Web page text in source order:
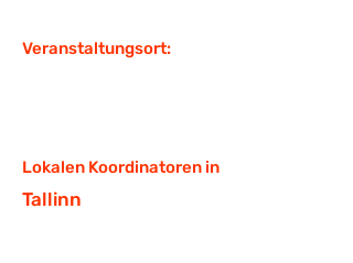
Veranstaltungsort:
Lokalen Koordinatoren in
Tallinn